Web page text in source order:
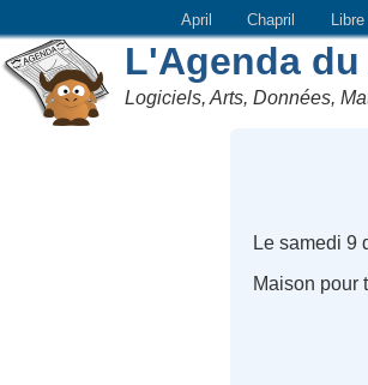
April Chapril
L'Agenda
Logiciels, Arts, Données,
Le samedi 9
Maison pour